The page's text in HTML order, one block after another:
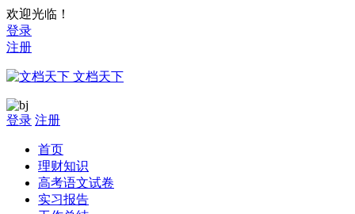
欢迎光临！
登录
注册
文档天下
登录 注册
首页
理财知识
高考语文试卷
实习报告